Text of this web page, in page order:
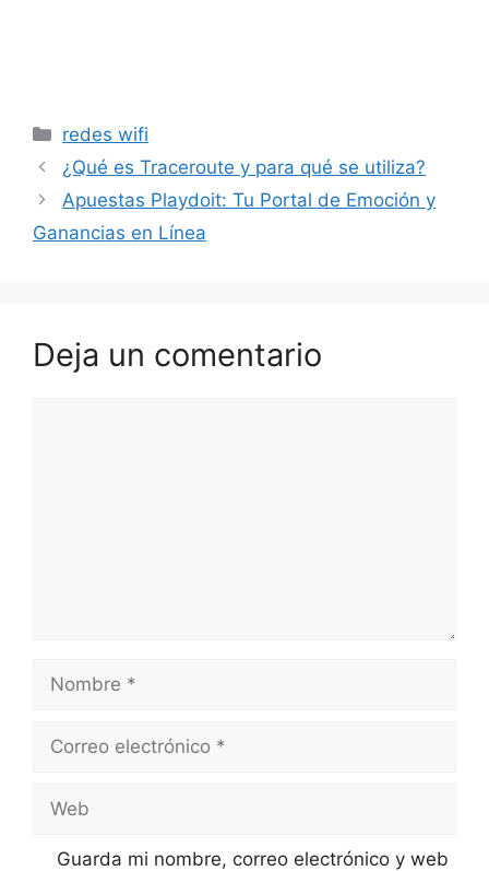
Categorías
redes wifi
¿Qué es Traceroute y para qué se utiliza?
Apuestas Playdoit: Tu Portal de Emoción y
Ganancias en Línea
Deja un comentario
electrónico
Guarda mi nombre, correo electrónico y web